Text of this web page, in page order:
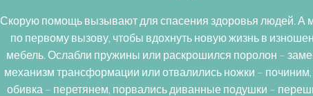
Скорую помощь вызывают для спасения здоровья людей. А
по первому вызову, чтобы вдохнуть новую жизнь в
мебель. Ослабли пружины или раскрошился поролон –
механизм трансформации или отвалились ножки – починим,
обивка – перетянем, порвались диванные подушки –